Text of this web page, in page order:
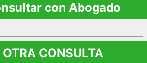
con Abogado
OTRA CONSULTA